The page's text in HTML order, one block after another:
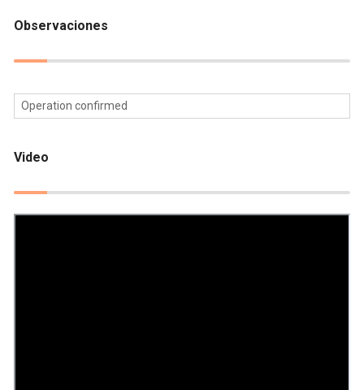
Observaciones
Operation confirmed
Video